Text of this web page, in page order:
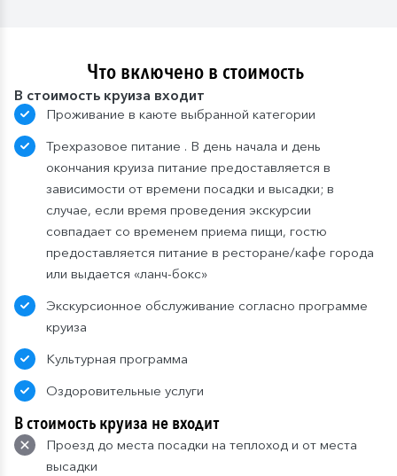
Что включено в стоимость
В стоимость круиза входит
Проживание в каюте выбранной категории
Трехразовое питание . В день начала и день
окончания круиза питание предоставляется в
зависимости от времени посадки и высадки; в
случае, если время проведения экскурсии
совпадает со временем приема пищи, гостю
предоставляется питание в ресторане/кафе города
или выдается «ланч-бокс»
Экскурсионное обслуживание согласно программе
круиза
Культурная программа
Оздоровительные услуги
В стоимость круиза не входит
Проезд до места посадки на теплоход и от места
высадки